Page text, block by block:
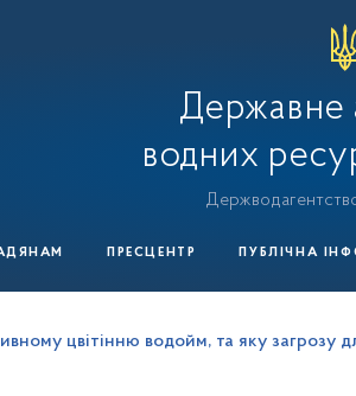
Державне
водних
ПРЕСЦЕНТР ПУБЛІЧНА
цвітінню водойм, та яку загрозу